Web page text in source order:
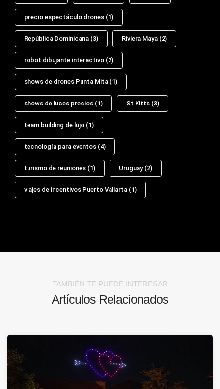
precio espectáculo drones (1)
República Dominicana (3) Riviera Maya (2)
robot dibujante interactivo (2)
shows de drones Punta Mita (1)
shows de luces precios (1) St Kitts (3)
team building de lujo (1)
tecnología para eventos (4)
turismo de reuniones (1) Uruguay(2)
viajes de incentivos Puerto Vallarta (1)
TAMBIÉN TE PUEDE INTERESAR
Artículos Relacionados